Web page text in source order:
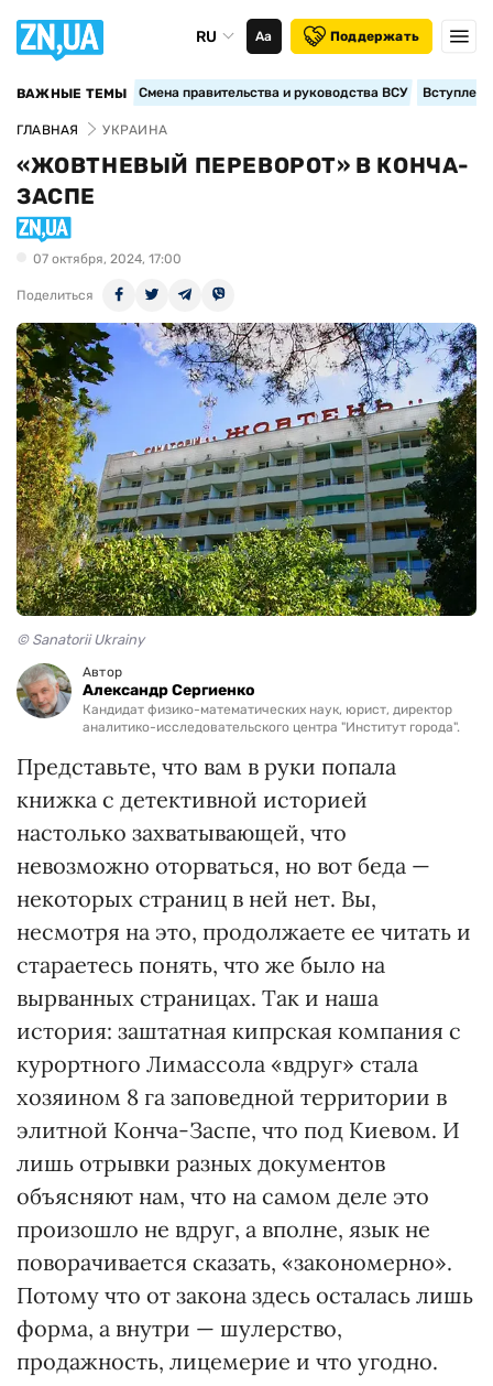
RU Аа Поддержать
ВАЖНЫЕ ТЕМЫ Смена правительства и руководства ВСУ
ГЛАВНАЯ УКРАИНА
«ЖОВТНЕВЫЙ ПЕРЕВОРОТ» В КОНЧА-
ЗАСПЕ
07 октября, 2024, 17:00
Поделиться
© Sanatorii Ukrainy
Автор
Александр Сергиенко
Кандидат физико-математических наук, юрист, директор
аналитико-исследовательского центра "Институт города".
Представьте, что вам в руки попала
книжка с детективной историей
настолько захватывающей, что
невозможно оторваться, но вот беда —
некоторых страниц в ней нет. Вы,
несмотря на это, продолжаете ее читать и
стараетесь понять, что же было на
вырванных страницах. Так и наша
история: заштатная кипрская компания с
курортного Лимассола «вдруг» стала
хозяином 8 га заповедной территории в
элитной Конча-Заспе, что под Киевом. И
лишь отрывки разных документов
объясняют нам, что на самом деле это
произошло не вдруг, а вполне, язык не
поворачивается сказать, «закономерно».
Потому что от закона здесь осталась лишь
форма, а внутри — шулерство,
продажность, лицемерие и что угодно.